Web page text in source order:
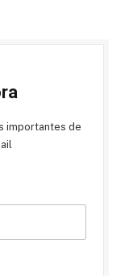
importantes de